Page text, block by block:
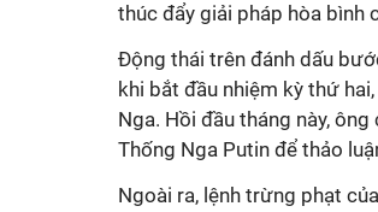
thúc đẩy giải pháp hòa bình
Động thái trên đánh dấu
khi bắt đầu nhiệm kỳ thứ
Nga. Hồi đầu tháng này,
Thống Nga Putin để thảo
Ngoài ra, lệnh trừng phạt